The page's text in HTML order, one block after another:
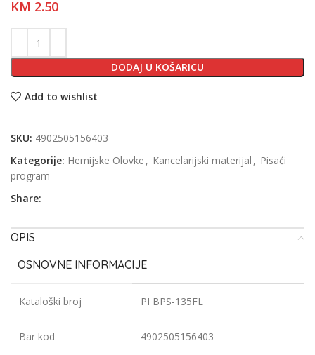
KM 2.50
DODAJ U KOŠARICU
Add to wishlist
SKU: 4902505156403
Kategorije: Hemijske Olovke , Kancelarijski materijal , Pisaći
program
Share:
OPIS
OSNOVNE INFORMACIJE
Kataloški broj PI BPS-135FL
Bar kod 4902505156403